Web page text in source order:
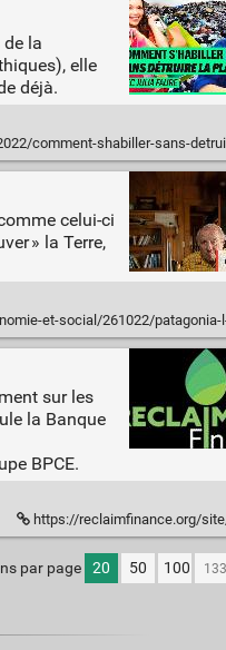
la
elle
déjà.
la-planete-avec-julia-faure-1RTUd-
celui-ci
» la Terre,
patagonia-l-illusion-de-la-terre-comme-
sur les
la Banque
BPCE.
https://reclaimfinance.org/
par page 20 50 100